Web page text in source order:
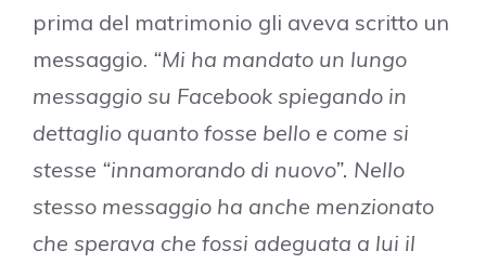
prima del matrimonio gli aveva scritto un
messaggio. “Mi ha mandato un lungo
messaggio su Facebook spiegando in
dettaglio quanto fosse bello e come si
stesse “innamorando di nuovo”. Nello
stesso messaggio ha anche menzionato
che sperava che fossi adeguata a lui il